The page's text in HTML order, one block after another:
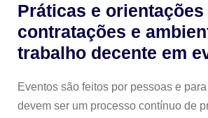
Práticas e orientações
contratações e
trabalho decente em
Eventos são feitos por pessoas e
devem ser um processo contínuo de